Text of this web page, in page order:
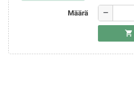
Määrä remove
shopping_cart